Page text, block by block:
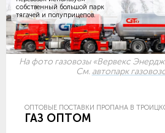
собственный большой парк
тягачей и полуприцепов.
На фото газовозы «Вервекс
См. автопарк
ОПТОВЫЕ ПОСТАВКИ ПРОПАНА В
ГАЗ ОПТОМ